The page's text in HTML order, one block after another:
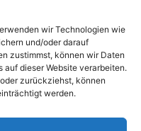
wir Technologien wie
und/oder darauf
zustimmst, können wir Daten
dieser Website verarbeiten.
zurückziehst, können
werden.